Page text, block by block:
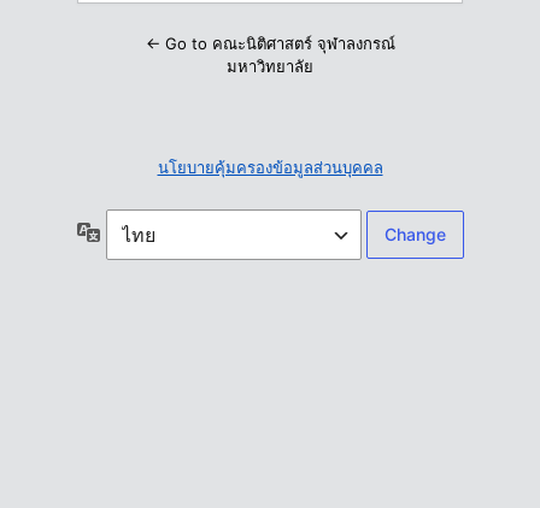
← Go to คณะนิติศาสตร์ จุฬาลงกรณ์
มหาวิทยาลัย
นโยบายคุ้มครองข้อมูลส่วนบุคคล
ภาษา